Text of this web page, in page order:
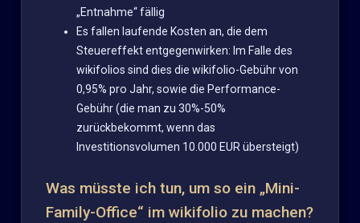
„Entnahme“ fällig
Es fallen laufende Kosten an, die dem
Steuereffekt entgegenwirken: Im Falle des
wikifolios sind dies die wikifolio-Gebühr von
0,95% pro Jahr, sowie die Performance-
Gebühr (die man zu 30%-50%
zurückbekommt, wenn das
Investitionsvolumen 10.000 EUR übersteigt)
Was müsste ich tun, um so ein „Mini-
Family-Office“ im wikifolio zu machen?